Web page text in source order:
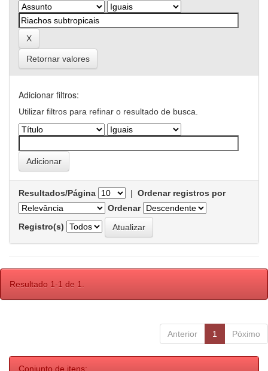
Retornar valores
Adicionar filtros:
Utilizar filtros para refinar o resultado de busca.
Resultados/Página | Ordenar registros por
Ordenar
Registro(s)
Resultado 1-1 de 1.
Anterior 1 Póximo
Conjunto de itens: